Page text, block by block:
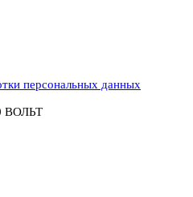
персональных данных
ВОЛЬТ